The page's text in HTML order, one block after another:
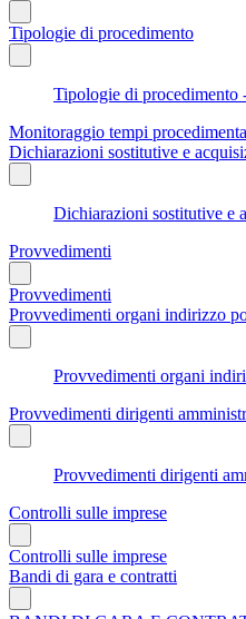
Tipologie di procedimento
Tipologie di procedimento
Monitoraggio tempi
Dichiarazioni sostitutive e
Dichiarazioni sostitutive e
Provvedimenti
Provvedimenti
Provvedimenti organi indirizzo
Provvedimenti organi
Provvedimenti dirigenti
Provvedimenti dirigenti
Controlli sulle imprese
Controlli sulle imprese
Bandi di gara e contratti